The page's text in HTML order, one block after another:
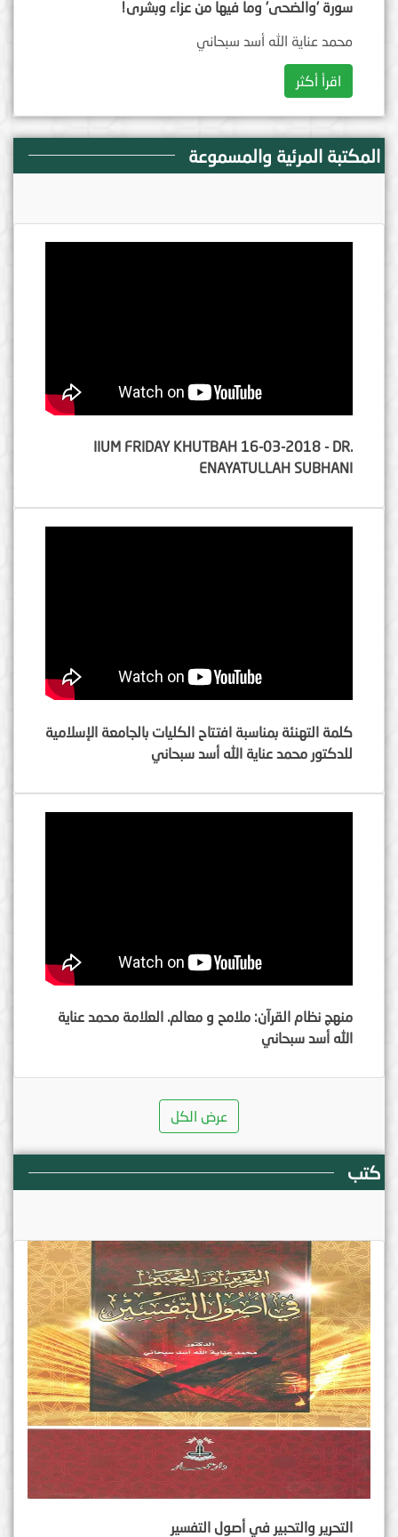
سورة 'والضحى' وما فيها من عزاء وبشرى!
محمد عناية الله أسد سبحاني
اقرأ أكثر
المكتبة المرئية والمسموعة
IIUM FRIDAY KHUTBAH 16-03-2018 - DR.
ENAYATULLAH SUBHANI
كلمة التهنئة بمناسبة افتتاح الكليات بالجامعة الإسلامية
للدكتور محمد عناية الله أسد سبحاني
منهج نظام القرآن: ملامح و معالم. العلامة محمد عناية
الله أسد سبحاني
عرض الكل
كتب
التحرير والتحبير في أصول التفسير